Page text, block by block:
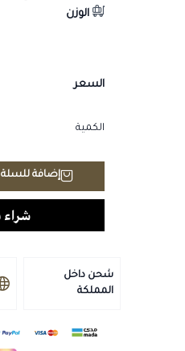
الوزن
السعر
الكمية
إضافة للسلة
شحن داخل
المملكة